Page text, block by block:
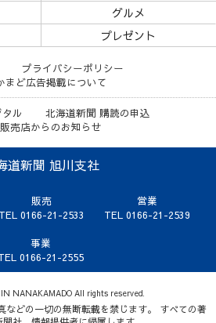
グルメ
プレゼント
プライバシーポリシー
まど広告掲載について
ル
北海道新聞 購読の申込
売店からのお知らせ
道新聞 旭川支社
販売
TEL 0166-21-2533
営業
TEL 0166-21-2539
事業
0166-21-2555
NANAKAMADO All rights reserved.
などの一切の無断転載を禁じます。 すべての著